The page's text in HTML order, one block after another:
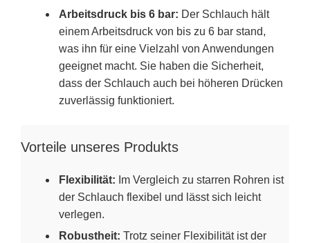
Arbeitsdruck bis 6 bar: Der Schlauch hält
einem Arbeitsdruck von bis zu 6 bar stand,
was ihn für eine Vielzahl von Anwendungen
geeignet macht. Sie haben die Sicherheit,
dass der Schlauch auch bei höheren Drücken
zuverlässig funktioniert.
Vorteile unseres Produkts
Flexibilität: Im Vergleich zu starren Rohren ist
der Schlauch flexibel und lässt sich leicht
verlegen.
Robustheit: Trotz seiner Flexibilität ist der